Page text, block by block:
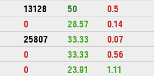
13128 50 0.5
0 28.57 0.14
25807 33.33 0.07
0 33.33 0.56
0 23.91 1.11